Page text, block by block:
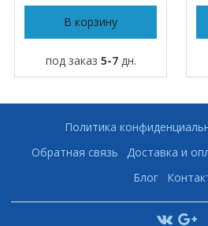
В корзину
под заказ 5-7дн.
Политика
Обратная связь
Доставка и
Блог